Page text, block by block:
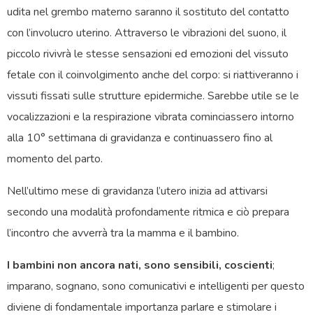
udita nel grembo materno saranno il sostituto del contatto
con l’involucro uterino. Attraverso le vibrazioni del suono, il
piccolo rivivrà le stesse sensazioni ed emozioni del vissuto
fetale con il coinvolgimento anche del corpo: si riattiveranno i
vissuti fissati sulle strutture epidermiche. Sarebbe utile se le
vocalizzazioni e la respirazione vibrata cominciassero intorno
alla 10° settimana di gravidanza e continuassero fino al
momento del parto.
Nell’ultimo mese di gravidanza l’utero inizia ad attivarsi
secondo una modalità profondamente ritmica e ciò prepara
l’incontro che avverrà tra la mamma e il bambino.
I bambini non ancora nati, sono sensibili, coscienti;
imparano, sognano, sono comunicativi e intelligenti per questo
diviene di fondamentale importanza parlare e stimolare i